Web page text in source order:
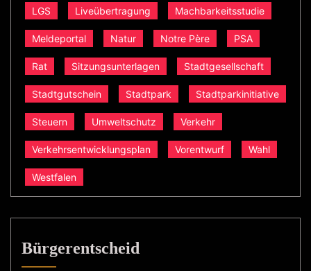
LGS Liveübertragung Machbarkeitsstudie
Meldeportal Natur Notre Père PSA
Rat Sitzungsunterlagen Stadtgesellschaft
Stadtgutschein Stadtpark Stadtparkinitiative
Steuern Umweltschutz Verkehr
Verkehrsentwicklungsplan Vorentwurf Wahl
Westfalen
Bürgerentscheid